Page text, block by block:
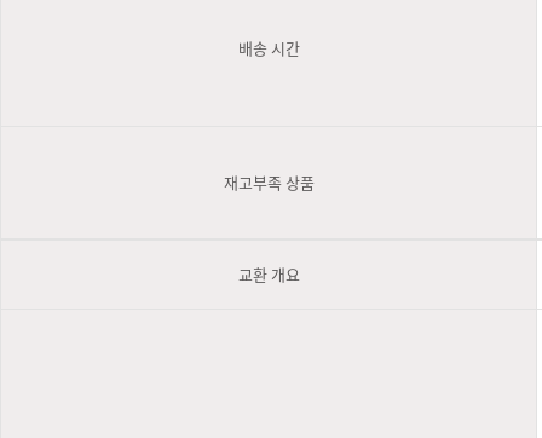
배송 시간
재고부족 상품
교환 개요